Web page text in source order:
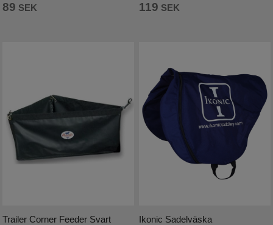
89 SEK 119 SEK
Trailer Corner Feeder Svart Ikonic Sadelväska